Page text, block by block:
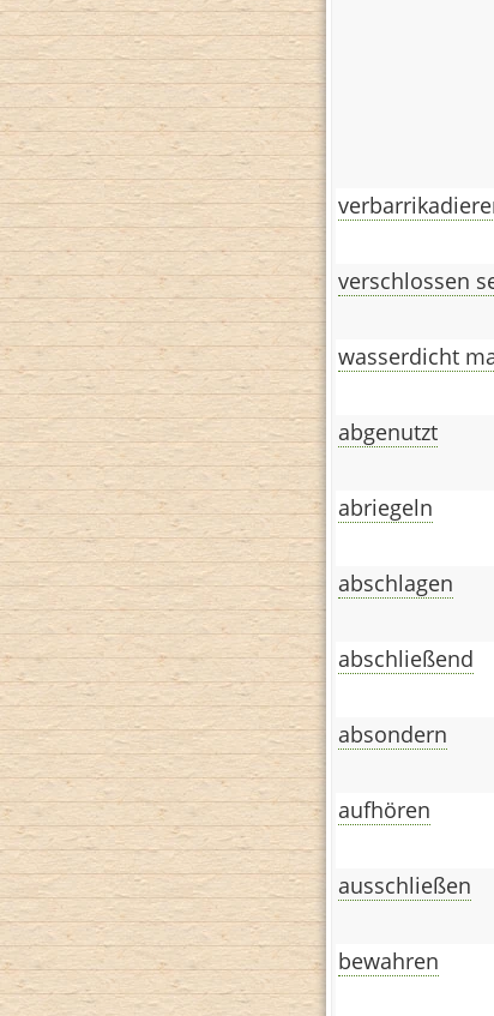
verschlossen
wasserdicht
abgenutzt
abriegeln
abschlagen
abschließend
absondern
aufhören
ausschließen
bewahren